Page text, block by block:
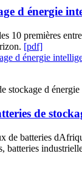
d énergie
10 premières
[pdf]
d énergie
de
de batteries
batteries